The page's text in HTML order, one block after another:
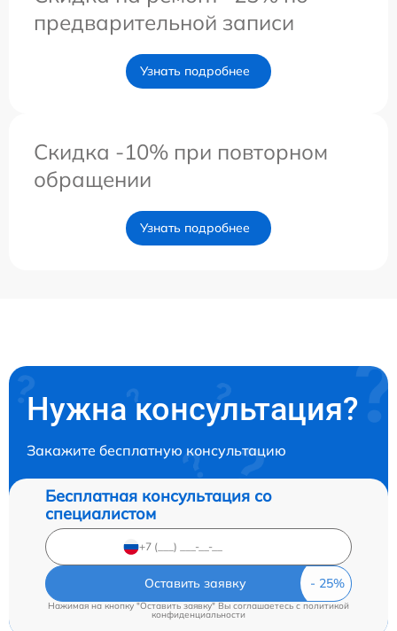
предварительной записи
Узнать подробнее
Скидка -10% при повторном
обращении
Узнать подробнее
Нужна консультация?
Закажите бесплатную консультацию
Бесплатная консультация со
специалистом
Оставить заявку
Нажимая на кнопку "Оставить заявку" Вы соглашаетесь cполитикой
конфиденциальности